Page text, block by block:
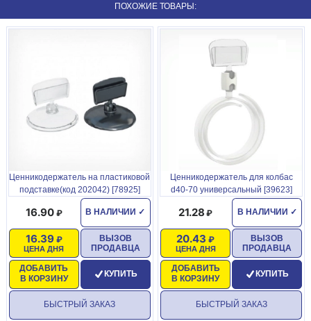
ПОХОЖИЕ ТОВАРЫ:
Ценникодержатель на пластиковой
подставке(код 202042) [78925]
В НАЛИЧИИ ✓
16.90
ЦЕНА ДНЯ
16.39
ДОБАВИТЬ
В КОРЗИНУ
ВЫЗОВ
ПРОДАВЦА
КУПИТЬ
БЫСТРЫЙ ЗАКАЗ
Ценникодержатель для колбас
d40-70 универсальный [39623]
В НАЛИЧИИ ✓
21.28
ЦЕНА ДНЯ
20.43
ДОБАВИТЬ
В КОРЗИНУ
ВЫЗОВ
ПРОДАВЦА
КУПИТЬ
БЫСТРЫЙ ЗАКАЗ